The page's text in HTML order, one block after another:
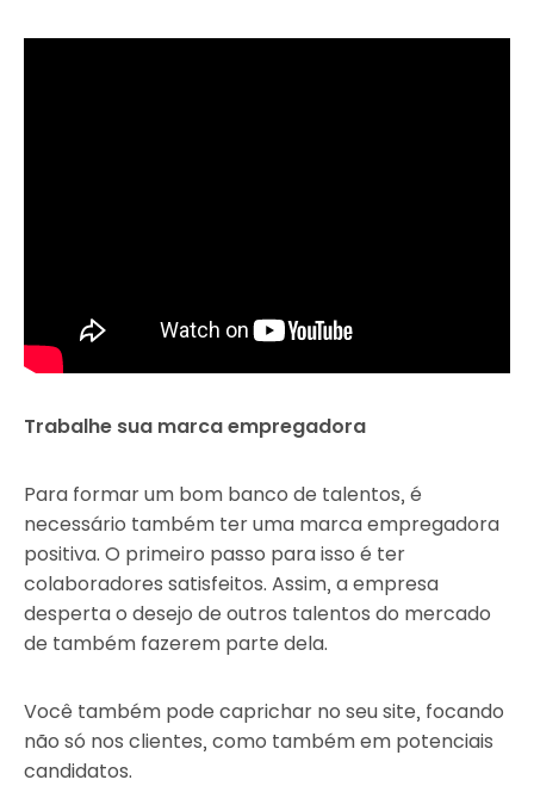
Trabalhe sua marca empregadora
Para formar um bom banco de talentos, é
necessário também ter uma marca empregadora
positiva. O primeiro passo para isso é ter
colaboradores satisfeitos. Assim, a empresa
desperta o desejo de outros talentos do mercado
de também fazerem parte dela.
Você também pode caprichar no seu site, focando
não só nos clientes, como também em potenciais
candidatos.